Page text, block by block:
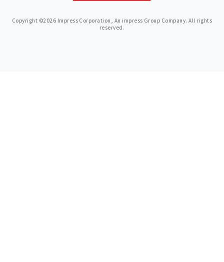
Copyright ©2026 Impress Corporation, An impress Group Company. All rights
reserved.